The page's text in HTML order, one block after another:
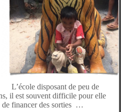
L’école disposant de peu de
il est souvent difficile pour elle
de financer des sorties …